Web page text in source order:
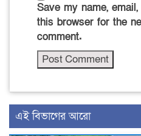
Save my name,
this browser for the
comment.
এই বিভাগের আরো